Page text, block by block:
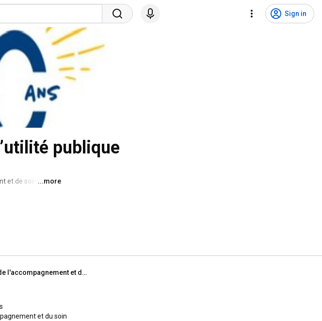
Sign in
publique
et de soins ...more
Les pionniers - 1 / L'émergence de l'accompagnement et du soin palliatif
et du soin